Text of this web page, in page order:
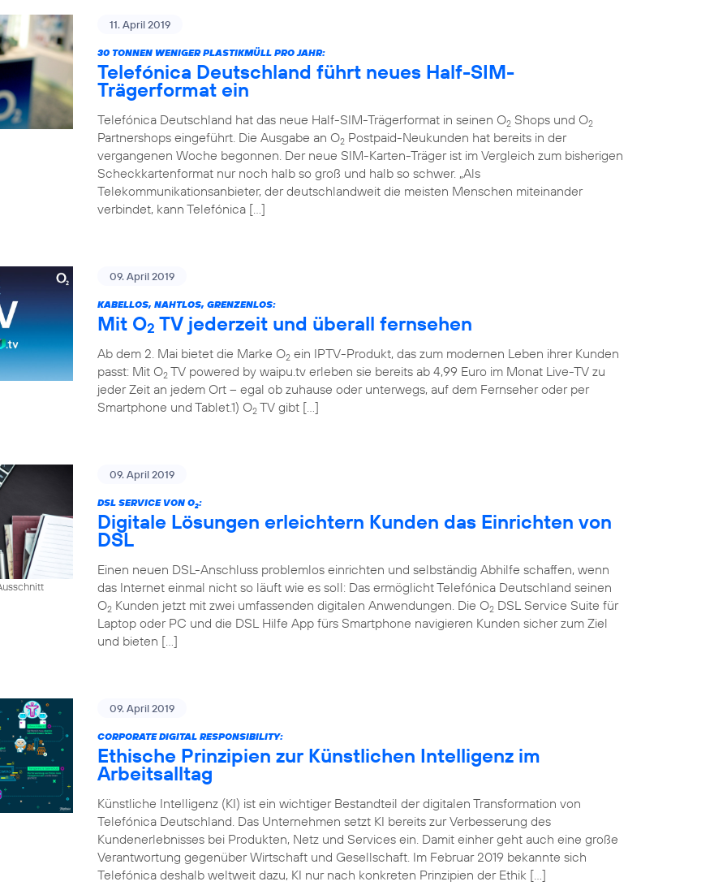
11. April 2019
30 TONNEN WENIGER PLASTIKMÜLL PRO JAHR:
Telefónica Deutschland führt neues Half-SIM-
Trägerformat ein
Telefónica Deutschland hat das neue Half-SIM-Trägerformat in seinen O2 Shops und O2
Partnershops eingeführt. Die Ausgabe an O2 Postpaid-Neukunden hat bereits in der
vergangenen Woche begonnen. Der neue SIM-Karten-Träger ist im Vergleich zum bisherigen
Scheckkartenformat nur noch halb so groß und halb so schwer. „Als
Telekommunikationsanbieter, der deutschlandweit die meisten Menschen miteinander
verbindet, kann Telefónica […]
09. April 2019
KABELLOS, NAHTLOS, GRENZENLOS:
Mit O2 TV jederzeit und überall fernsehen
Ab dem 2. Mai bietet die Marke O2 ein IPTV-Produkt, das zum modernen Leben ihrer Kunden
passt: Mit O2 TV powered by waipu.tv erleben sie bereits ab 4,99 Euro im Monat Live-TV zu
jeder Zeit an jedem Ort – egal ob zuhause oder unterwegs, auf dem Fernseher oder per
Smartphone und Tablet.1) O2 TV gibt […]
09. April 2019
DSL SERVICE VON O2:
Digitale Lösungen erleichtern Kunden das Einrichten von
DSL
Einen neuen DSL-Anschluss problemlos einrichten und selbständig Abhilfe schaffen, wenn
das Internet einmal nicht so läuft wie es soll: Das ermöglicht Telefónica Deutschland seinen
O2 Kunden jetzt mit zwei umfassenden digitalen Anwendungen. Die O2 DSL Service Suite für
Laptop oder PC und die DSL Hilfe App fürs Smartphone navigieren Kunden sicher zum Ziel
und bieten […]
09. April 2019
CORPORATE DIGITAL RESPONSIBILITY:
Ethische Prinzipien zur Künstlichen Intelligenz im
Arbeitsalltag
Künstliche Intelligenz (KI) ist ein wichtiger Bestandteil der digitalen Transformation von
Telefónica Deutschland. Das Unternehmen setzt KI bereits zur Verbesserung des
Kundenerlebnisses bei Produkten, Netz und Services ein. Damit einher geht auch eine große
Verantwortung gegenüber Wirtschaft und Gesellschaft. Im Februar 2019 bekannte sich
Telefónica deshalb weltweit dazu, KI nur nach konkreten Prinzipien der Ethik […]